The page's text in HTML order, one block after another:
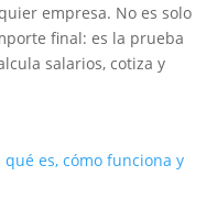
empresa. No es solo
final: es la prueba
salarios, cotiza y